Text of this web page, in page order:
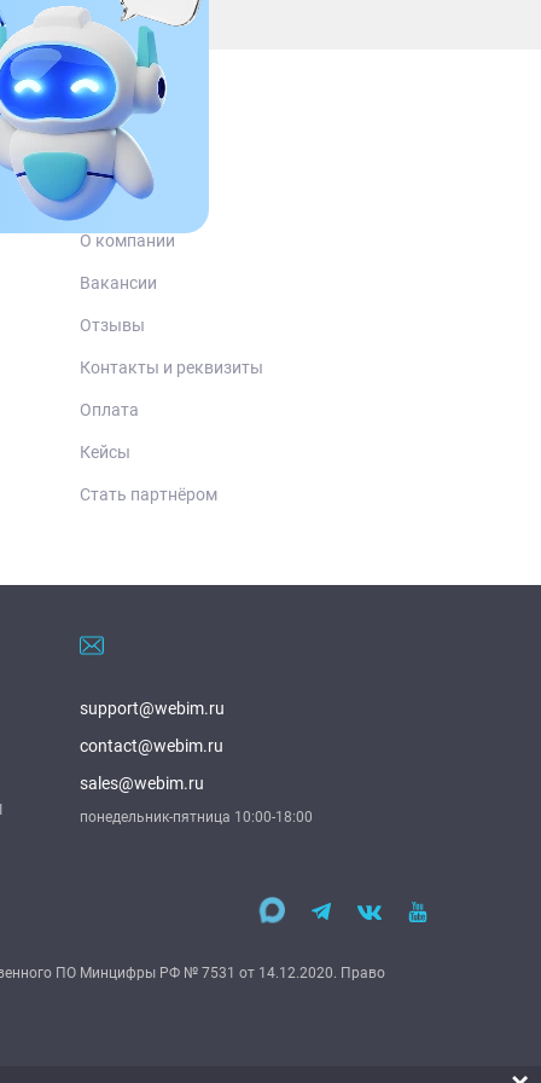
О нас
Блог
О компании
Вакансии
Отзывы
Контакты и реквизиты
Оплата
Кейсы
Стать партнёром
support@webim.ru
contact@webim.ru
sales@webim.ru
понедельник-пятница 10:00-18:00
ПО Минцифры РФ № 7531 от 14.12.2020. Право